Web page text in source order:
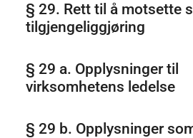
§ 29. Rett til å motsette
tilgjengeliggjøring
§ 29 a. Opplysninger til
virksomhetens ledelse
§ 29 b. Opplysninger